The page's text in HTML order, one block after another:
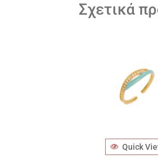
Σχετικά
Quick